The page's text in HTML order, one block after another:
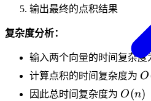
输出最终的点积结果
复杂度分析：
输入两个向量的时间复杂度
计算点积的时间复杂度为 O
因此总时间复杂度为 O(n)
O(n)